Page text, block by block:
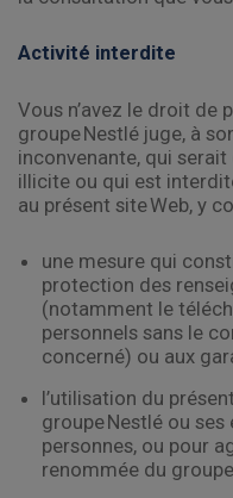
Activité interdite
Vous n’avez le droit de
groupe Nestlé juge, à
inconvenante, qui
illicite ou qui est
au présent site Web, y
une mesure qui
protection des
(notamment le
personnels sans le
concerné) ou aux
l’utilisation du
groupe Nestlé ou ses
personnes, ou pour
renommée du